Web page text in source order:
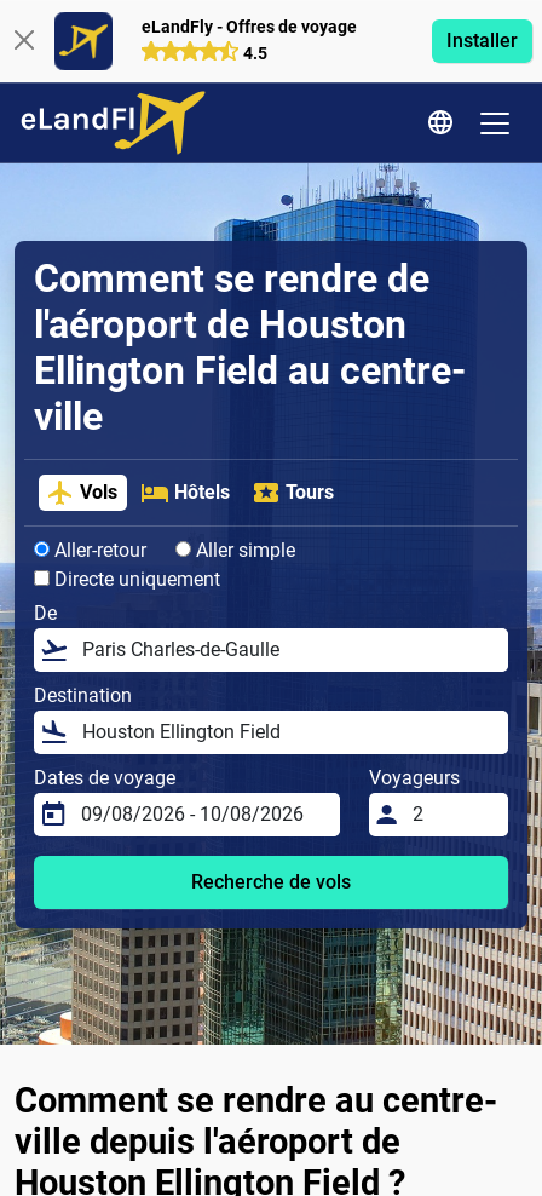
eLandFly - Offres de voyage
4.5
Installer
Comment se rendre de
l'aéroport de Houston
Ellington Field au centre-
ville
Vols Hôtels Tours
Aller-retour
Aller simple
Directe uniquement
De
Destination
Dates de voyage Voyageurs
Recherche de vols
Comment se rendre au centre-
ville depuis l'aéroport de
Houston Ellington Field ?